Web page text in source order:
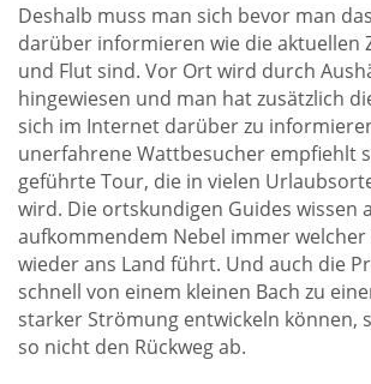
Deshalb muss man sich bevor man
darüber informieren wie die aktuellen
und Flut sind. Vor Ort wird durch
hingewiesen und man hat zusätzlich
sich im Internet darüber zu
unerfahrene Wattbesucher empfiehlt
geführte Tour, die in vielen
wird. Die ortskundigen Guides wissen
aufkommendem Nebel immer welcher
wieder ans Land führt. Und auch die
schnell von einem kleinen Bach zu
starker Strömung entwickeln können,
so nicht den Rückweg ab.